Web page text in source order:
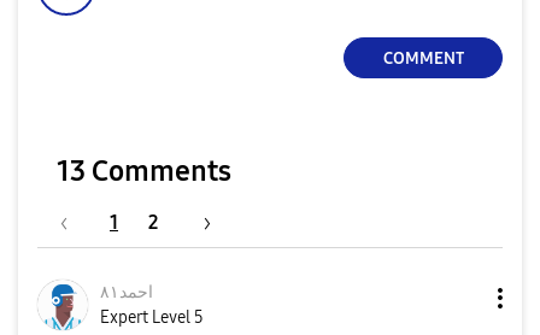
COMMENT
13 Comments
1 2
احمد٨١
Expert Level 5